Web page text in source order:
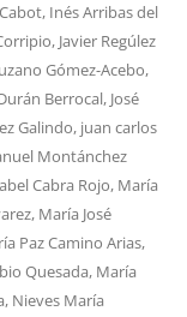
, Inés Arribas del
, Javier Regúlez
Gómez-Acebo,
Berrocal, José
Galindo, juan carlos
Montánchez
Cabra Rojo, María
, María José
Paz Camino Arias,
Quesada, María
, Nieves María